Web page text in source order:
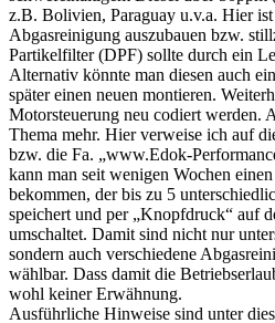
z.B. Bolivien, Paraguay u.v.a. Hier
Abgasreinigung auszubauen bzw.
Partikelfilter (DPF) sollte durch ein
Alternativ könnte man diesen auch
später einen neuen montieren.
Motorsteuerung neu codiert werden.
Thema mehr. Hier verweise ich auf
bzw. die Fa. „www.Edok-
kann man seit wenigen Wochen
bekommen, der bis zu 5
speichert und per „Knopfdruck“ auf
umschaltet. Damit sind nicht nur
sondern auch verschiedene
wählbar. Dass damit die
wohl keiner Erwähnung.
Ausführliche Hinweise sind unter